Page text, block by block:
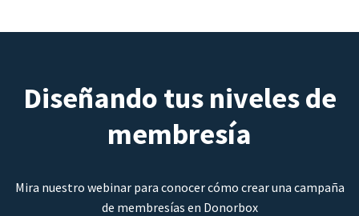
Diseñando tus niveles de
membresía
Mira nuestro webinar para conocer cómo crear una campaña
de membresías en Donorbox